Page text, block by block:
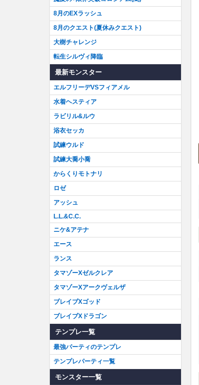
8月のEXラッシュ
8月のクエスト(夏休みクエスト)
大樹チャレンジ
転生シルヴィ降臨
最新モンスター
エルフリーデVSフィアメル
水着ヘスティア
ラビリル&ルウ
浴衣セッカ
試練ウルド
試練大喬小喬
からくりモトナリ
ロゼ
アッシュ
L.L.&C.C.
ニケ&アテナ
エース
ランス
タマゾーXゼルクレア
タマゾーXアークヴェルザ
ブレイブXゴッド
ブレイブXドラゴン
テンプレ一覧
最強パーティのテンプレ
テンプレパーティ一覧
モンスター一覧